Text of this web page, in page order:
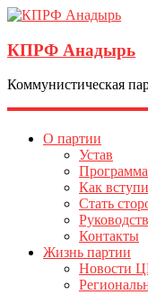
КПРФ Анадырь
Коммунистическая
О партии
Устав
Программа
Как
Стать
Контакты
Жизнь партии
Новости